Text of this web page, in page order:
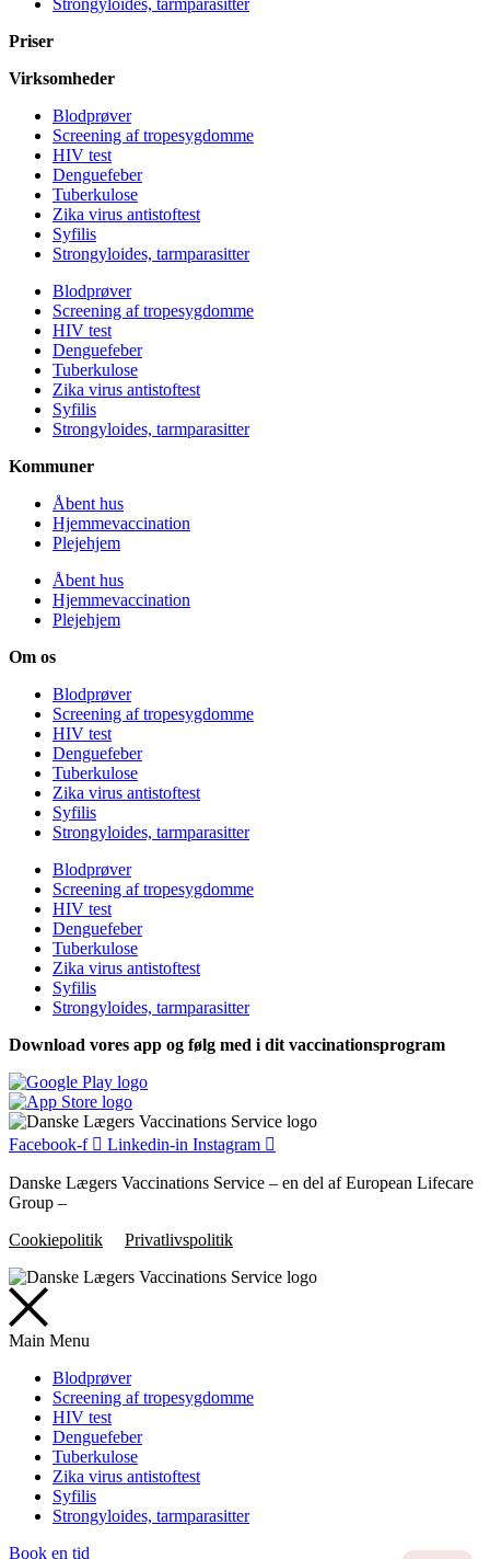
Priser
Virksomheder
Blodprøver
Screening af tropesygdomme
HIV test
Denguefeber
Tuberkulose
Zika virus antistoftest
Syfilis
Strongyloides, tarmparasitter
Blodprøver
Screening af tropesygdomme
HIV test
Denguefeber
Tuberkulose
Zika virus antistoftest
Syfilis
Strongyloides, tarmparasitter
Kommuner
Åbent hus
Hjemmevaccination
Plejehjem
Åbent hus
Hjemmevaccination
Plejehjem
Om os
Blodprøver
Screening af tropesygdomme
HIV test
Denguefeber
Tuberkulose
Zika virus antistoftest
Syfilis
Strongyloides, tarmparasitter
Blodprøver
Screening af tropesygdomme
HIV test
Denguefeber
Tuberkulose
Zika virus antistoftest
Syfilis
Strongyloides, tarmparasitter
Download vores app og følg med i dit vaccinationsprogram
Facebook-f Linkedin-in Instagram
Danske Lægers Vaccinations Service – en del af European Lifecare
Group –
Cookiepolitik
Privatlivspolitik
Main Menu
Blodprøver
Screening af tropesygdomme
HIV test
Denguefeber
Tuberkulose
Zika virus antistoftest
Syfilis
Strongyloides, tarmparasitter
Book en tid